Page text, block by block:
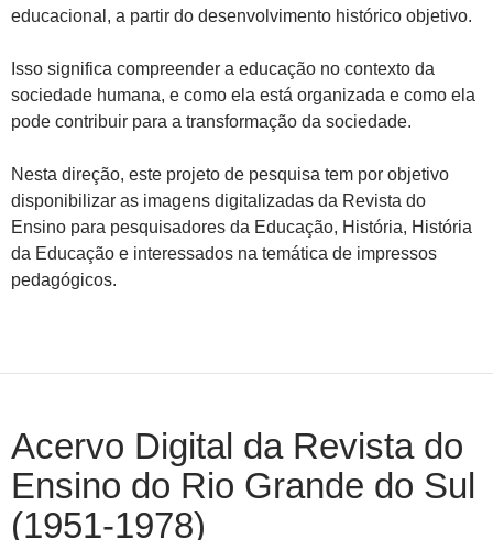
educacional, a partir do desenvolvimento histórico objetivo.
Isso significa compreender a educação no contexto da
sociedade humana, e como ela está organizada e como ela
pode contribuir para a transformação da sociedade.
Nesta direção, este projeto de pesquisa tem por objetivo
disponibilizar as imagens digitalizadas da Revista do
Ensino para pesquisadores da Educação, História, História
da Educação e interessados na temática de impressos
pedagógicos.
Acervo Digital da Revista do
Ensino do Rio Grande do Sul
(1951-1978)